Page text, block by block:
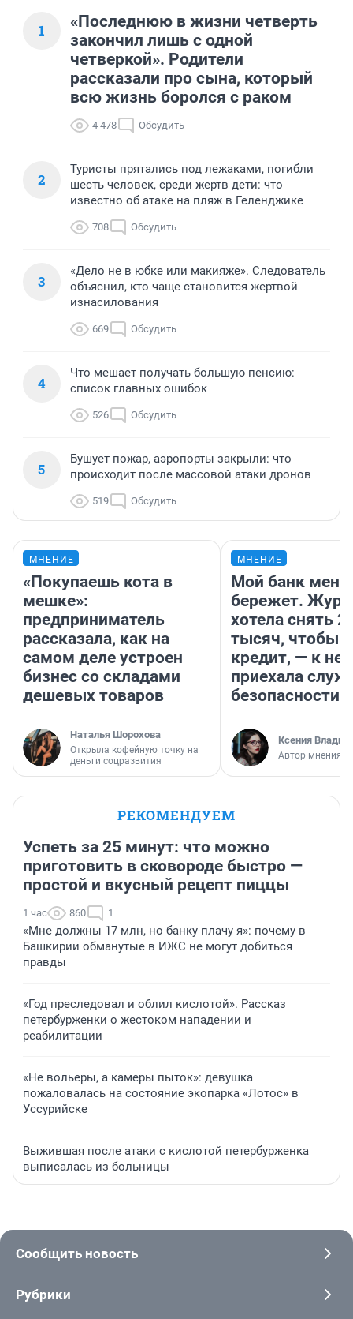
1
«Последнюю в жизни четверть
закончил лишь с одной
четверкой». Родители
рассказали про сына, который
всю жизнь боролся с раком
4 478 Обсудить
2
Туристы прятались под лежаками, погибли
шесть человек, среди жертв дети: что
известно об атаке на пляж в Геленджике
708 Обсудить
3
«Дело не в юбке или макияже». Следователь
объяснил, кто чаще становится жертвой
изнасилования
669 Обсудить
4
Что мешает получать большую пенсию:
список главных ошибок
526 Обсудить
5
Бушует пожар, аэропорты закрыли: что
происходит после массовой атаки дронов
519 Обсудить
МНЕНИЕ
«Покупаешь кота в
мешке»:
предприниматель
рассказала, как на
самом деле устроен
бизнес со складами
дешевых товаров
Наталья Шорохова
Открыла кофейную точку на
деньги соцразвития
МНЕНИЕ
Мой банк меня
бережет.
хотела снять
тысяч, чтобы
кредит, — к
приехала
безопасности
Ксения
Автор мнения
РЕКОМЕНДУЕМ
Успеть за 25 минут: что можно
приготовить в сковороде быстро —
простой и вкусный рецепт пиццы
1 час 860 1
«Мне должны 17 млн, но банку плачу я»: почему в
Башкирии обманутые в ИЖС не могут добиться
правды
«Год преследовал и облил кислотой». Рассказ
петербурженки о жестоком нападении и
реабилитации
«Не вольеры, а камеры пыток»: девушка
пожаловалась на состояние экопарка «Лотос» в
Уссурийске
Выжившая после атаки с кислотой петербурженка
выписалась из больницы
Сообщить новость
Рубрики